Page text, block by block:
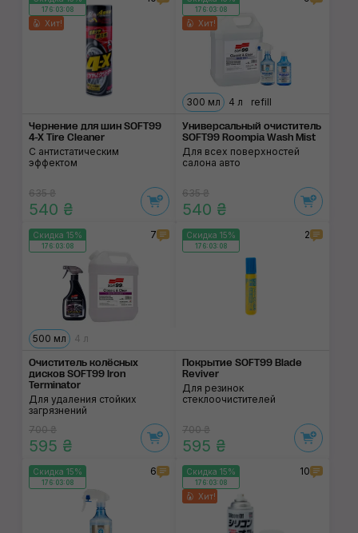
176:03:07
Хит!
Чернение для шин SOFT99
4-X Tire Cleaner
С антистатическим
эффектом
635 ₴
540 ₴
176:03:07
Хит!
300 мл 4 л refill
Универсальный очиститель
SOFT99 Roompia Wash Mist
Для всех поверхностей
салона авто
635 ₴
540 ₴
Скидка 15%
176:03:07
7
500 мл 4 л
Очиститель колёсных
дисков SOFT99 Iron
Terminator
Для удаления стойких
загрязнений
700 ₴
595 ₴
Скидка 15%
176:03:07
2
Покрытие SOFT99 Blade
Reviver
Для резинок
стеклоочистителей
700 ₴
595 ₴
Скидка 15%
176:03:07
6 Скидка 15%
176:03:07
Хит!
10